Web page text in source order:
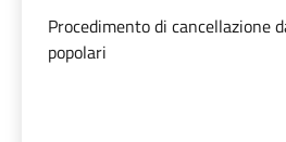
Procedimento di cancellazione
popolari